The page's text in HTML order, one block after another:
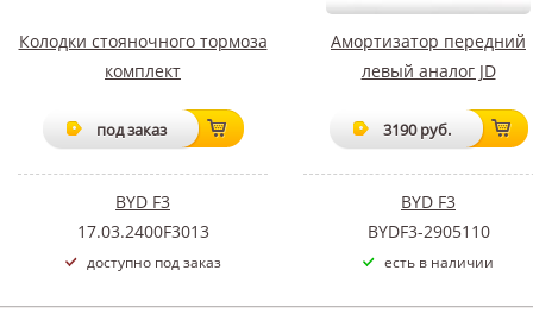
Колодки стояночного тормоза
комплект
под заказ
BYD F3
17.03.2400F3013
доступно под заказ
Амортизатор передний
левый аналог JD
3190 руб.
BYD F3
BYDF3-2905110
есть в наличии